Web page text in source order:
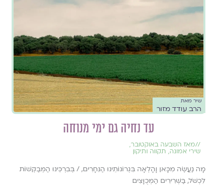
שיר מאת
הרב עודד מזור
עד נחיה גם ימי מנוחה
//מאז השבעה באוקטובר,
שירי אמונה, תקווה ותיקון
מָה נַעֲשֶׂה מִכָּאן וָהָלְאָה בִּגְרוֹנוֹתֵינוּ הַנִּחָרִים, / בְּבִרְכֵּינוּ הַמְּבַקְּשׁוֹת
לִכְשֹׁל, בַּשְּׁרִירִים הַמְּכֻוָּצִים